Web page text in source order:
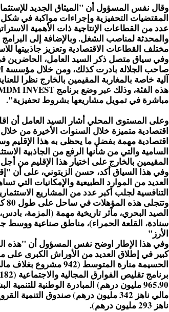
وقال نفس المسؤول أن "الميثاق الجديد
المقتضيات التحفيزية وإجراءات مواكبة في
عدد من القطاعات الإنتاجية ذات الأهمية
والمحدثة لمناصب الشغل. وبالإضافة إلى
مختلف القطاعات الاقتصادية وتعزيز جاذبيتها
وفي سياق متصل ذكر السيد العامل، الحاضرين
آلية خاصة بالمغاربة المقيمين بالخارج نظرا
مباشرة في تمويل مشاريعها بشروط تحفيزية".
وعلى المستوى المحلي أشار السيد العامل أن
اقتصادية متميزة خلال السنوات الأخيرة من
اقتصادية مهمة بفضل ما يحظى به هذا الإقليم
السامية والتي من شأنها الرفع من الجاذبية
المقيمين بالخارج على اختيار هذا الإقليم من
وفي هذا السياق أكد، حسن الزيتوني، على أن
العديد من الموارد الطبيعية والإمكانيات التي
التنافسية لجلب أكبر عدد من المشاريع
الصيد البحري، مآثر تاريخية مهمة (المزمة،
سنادة، القلعة الحمراء)، مناطق صناعية ووسط
الأرز"
وفي هذا الإطار اوضح نفس المسؤول أن "هذه
كبير في إطلاق العديد من الأوراش الكبرى على
ناهز 293 مليون درهم).